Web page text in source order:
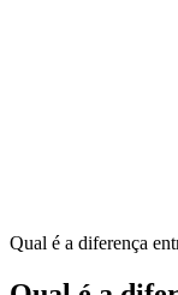
Qual é a diferença